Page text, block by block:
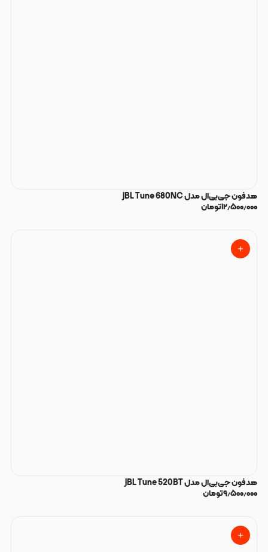
هدفون جی‌بی‌ال مدل JBL Tune 680NC
۱۲٫۵۰۰٫۰۰۰تومان
هدفون جی‌بی‌ال مدل JBL Tune 520BT
۹٫۵۰۰٫۰۰۰تومان